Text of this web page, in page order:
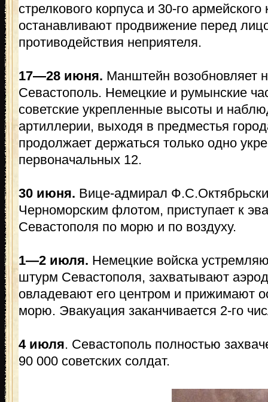
стрелкового корпуса и 30-го
останавливают продвижение перед
противодействия неприятеля.
17—28 июня. Манштейн возобновляет
Севастополь. Немецкие и румынские
советские укрепленные высоты и
артиллерии, выходя в предместья
продолжает держаться только одно
первоначальных 12.
30 июня. Вице-адмирал
Черноморским флотом, приступает к
Севастополя по морю и по воздуху.
1—2 июля. Немецкие войска
штурм Севастополя, захватывают
овладевают его центром и прижимают
морю. Эвакуация заканчивается 2-го
4 июля. Севастополь полностью
90 000 советских солдат.